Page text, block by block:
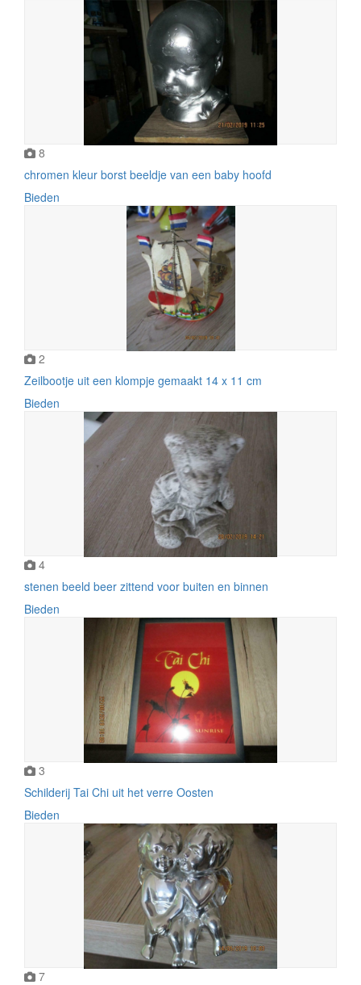
8
chromen kleur borst beeldje van een baby hoofd
Bieden
2
Zeilbootje uit een klompje gemaakt 14 x 11 cm
Bieden
4
stenen beeld beer zittend voor buiten en binnen
Bieden
3
Schilderij Tai Chi uit het verre Oosten
Bieden
7